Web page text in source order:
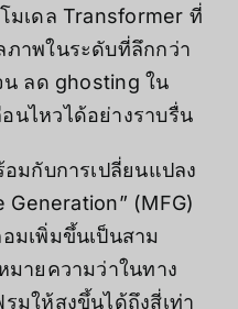
มเดล Transformer ที่
ภาพในระดับที่ลึกกว่า
น ลด ghosting ใน
นไหวได้อย่างราบรื่น
มกับการเปลี่ยนแปลง
Generation” (MFG)
มเพิ่มขึ้นเป็นสาม
มายความว่าในทาง
มให้สูงขึ้นได้ถึงสี่เท่า